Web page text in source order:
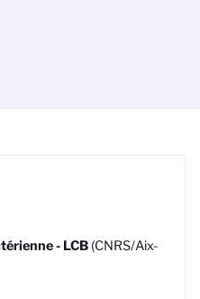
- LCB (CNRS/Aix-